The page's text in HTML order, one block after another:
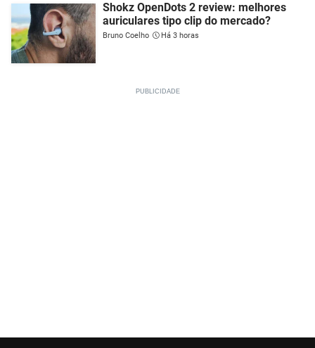
Shokz OpenDots 2 review: melhores
auriculares tipo clip do mercado?
Bruno Coelho Há 3 horas